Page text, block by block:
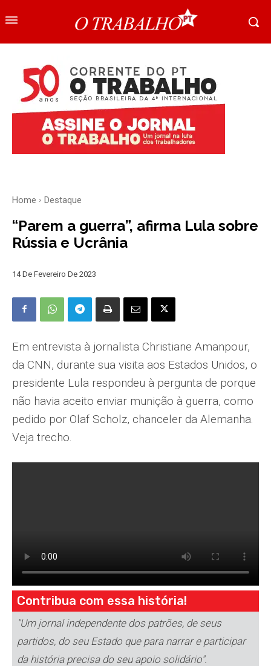
Home Destaque
“Parem a guerra”, afirma Lula sobre
Rússia e Ucrânia
14 De Fevereiro De 2023
Em entrevista à jornalista Christiane Amanpour,
da CNN, durante sua visita aos Estados Unidos, o
presidente Lula respondeu à pergunta de porque
não havia aceito enviar munição à guerra, como
pedido por Olaf Scholz, chanceler da Alemanha.
Veja trecho.
Contribua com essa história!
"Um jornal independente dos patrões, de seus
partidos, do seu Estado que para narrar e participar
da história precisa do seu apoio solidário".